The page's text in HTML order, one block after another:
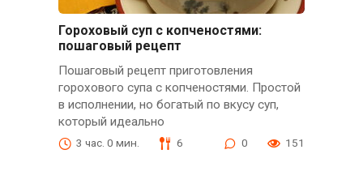
Гороховый суп с копченостями:
пошаговый рецепт
Пошаговый рецепт приготовления
горохового супа с копченостями. Простой
в исполнении, но богатый по вкусу суп,
который идеально
3 час. 0 мин. 6 0 151